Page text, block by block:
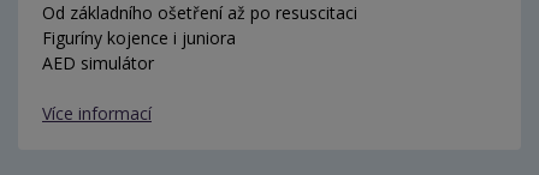
Od základního ošetření až po resuscitaci
Figuríny kojence i juniora
AED simulátor
Více informací